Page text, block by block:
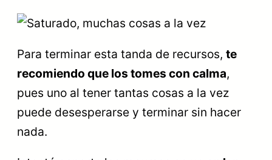
Para terminar esta tanda de recursos, te
recomiendo que los tomes con calma,
pues uno al tener tantas cosas a la vez
puede desesperarse y terminar sin hacer
nada.